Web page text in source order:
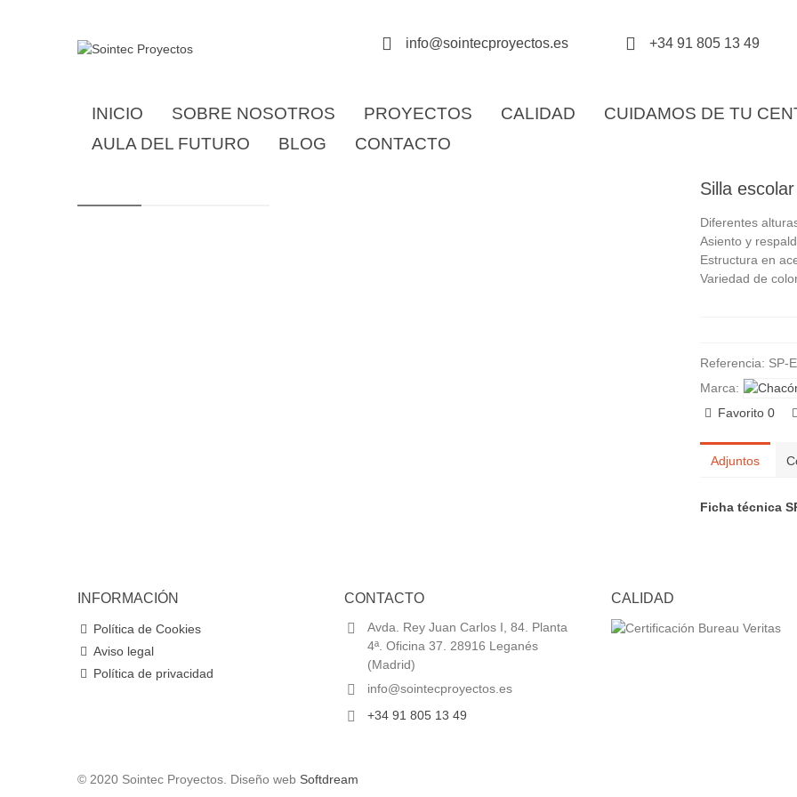
info@sointecproyectos.es +34 91 805 13 49
INICIO SOBRE NOSOTROS PROYECTOS CALIDAD
CUIDAMOS DE TU
AULA DEL FUTURO
BLOG CONTACTO
Silla
Diferentes
Asiento y
Estructura en
Variedad de
Referencia: SP-
Marca:
Favorito 0
Adjuntos
Ficha técnica
INFORMACIÓN
Política de Cookies
Aviso legal
Política de privacidad
CONTACTO
Avda. Rey Juan Carlos I, 84. Planta
4ª. Oficina 37. 28916 Leganés
(Madrid)
info@sointecproyectos.es
+34 91 805 13 49
CALIDAD
© 2020 Sointec Proyectos. Diseño web Softdream